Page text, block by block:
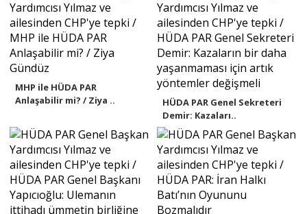
MHP ile HÜDA PAR
Anlaşabilir mi? / Ziya ..
HÜDA PAR Genel Sekreteri
Demir: Kazaları..